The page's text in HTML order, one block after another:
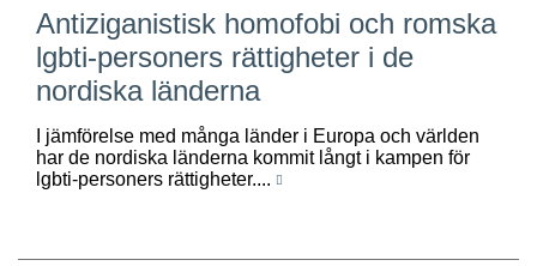
Antiziganistisk homofobi och romska
lgbti-personers rättigheter i de
nordiska länderna
I jämförelse med många länder i Europa och världen
har de nordiska länderna kommit långt i kampen för
lgbti-personers rättigheter....